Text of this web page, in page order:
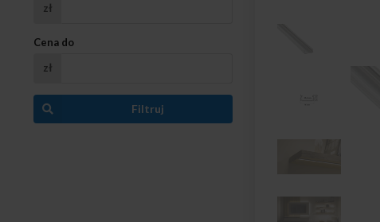
zł
Cena do
zł
Filtruj